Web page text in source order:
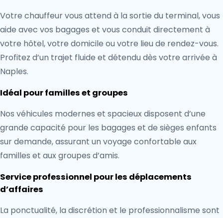
Votre chauffeur vous attend à la sortie du terminal, vous
aide avec vos bagages et vous conduit directement à
votre hôtel, votre domicile ou votre lieu de rendez-vous.
Profitez d’un trajet fluide et détendu dès votre arrivée à
Naples.
Idéal pour familles et groupes
Nos véhicules modernes et spacieux disposent d’une
grande capacité pour les bagages et de sièges enfants
sur demande, assurant un voyage confortable aux
familles et aux groupes d’amis.
Service professionnel pour les déplacements
d’affaires
La ponctualité, la discrétion et le professionnalisme sont